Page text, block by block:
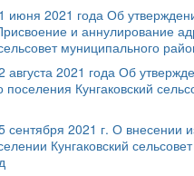
2021 года Об
и аннулирование
муниципального
2021 года Об
Кунгаковский
2021 г. О внесении
Кунгаковский